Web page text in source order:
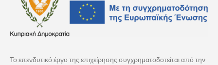
Το επενδυτικό έργο της επιχείρησης συγχρηματοδοτείται από την